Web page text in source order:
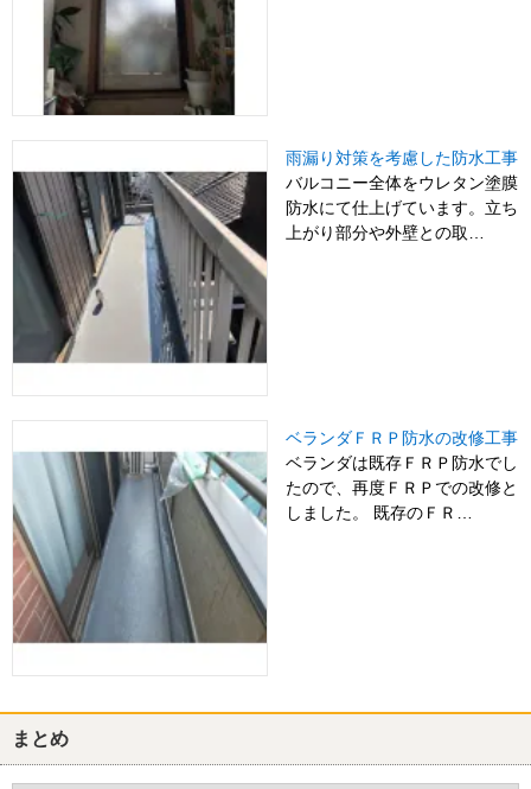
雨漏り対策を考慮した防水工事
バルコニー全体をウレタン塗膜
防水にて仕上げています。立ち
上がり部分や外壁との取…
ベランダＦＲＰ防水の改修工事
ベランダは既存ＦＲＰ防水でし
たので、再度ＦＲＰでの改修と
しました。 既存のＦＲ…
まとめ